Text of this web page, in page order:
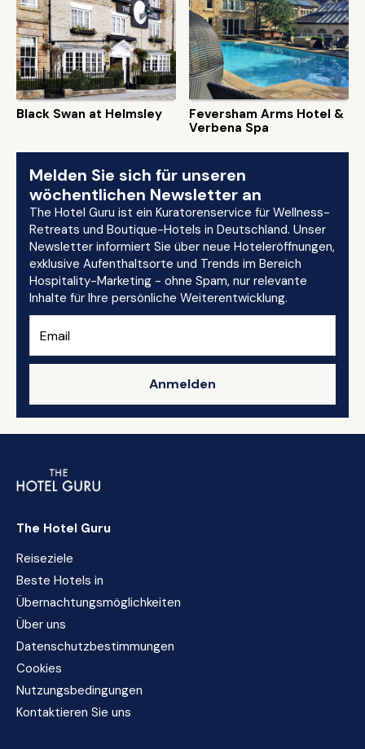
Black Swan at Helmsley
Feversham Arms Hotel &
Verbena Spa
Melden Sie sich für unseren
wöchentlichen Newsletter an
The Hotel Guru ist ein Kuratorenservice für Wellness-
Retreats und Boutique-Hotels in Deutschland. Unser
Newsletter informiert Sie über neue Hoteleröffnungen,
exklusive Aufenthaltsorte und Trends im Bereich
Hospitality-Marketing - ohne Spam, nur relevante
Inhalte für Ihre persönliche Weiterentwicklung.
Anmelden
The Hotel Guru
Reiseziele
Beste Hotels in
Übernachtungsmöglichkeiten
Über uns
Datenschutzbestimmungen
Cookies
Nutzungsbedingungen
Kontaktieren Sie uns